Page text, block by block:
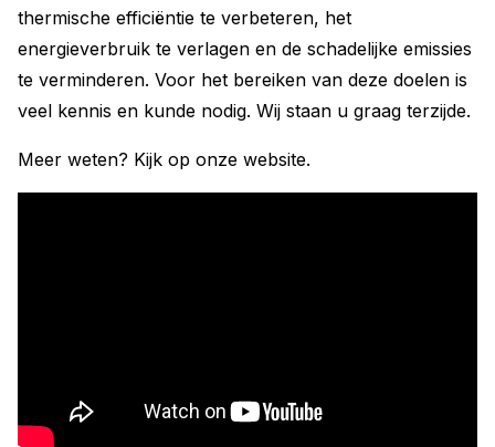
thermische efficiëntie te verbeteren, het
energieverbruik te verlagen en de schadelijke emissies
te verminderen. Voor het bereiken van deze doelen is
veel kennis en kunde nodig. Wij staan u graag terzijde.
Meer weten? Kijk op onze website.